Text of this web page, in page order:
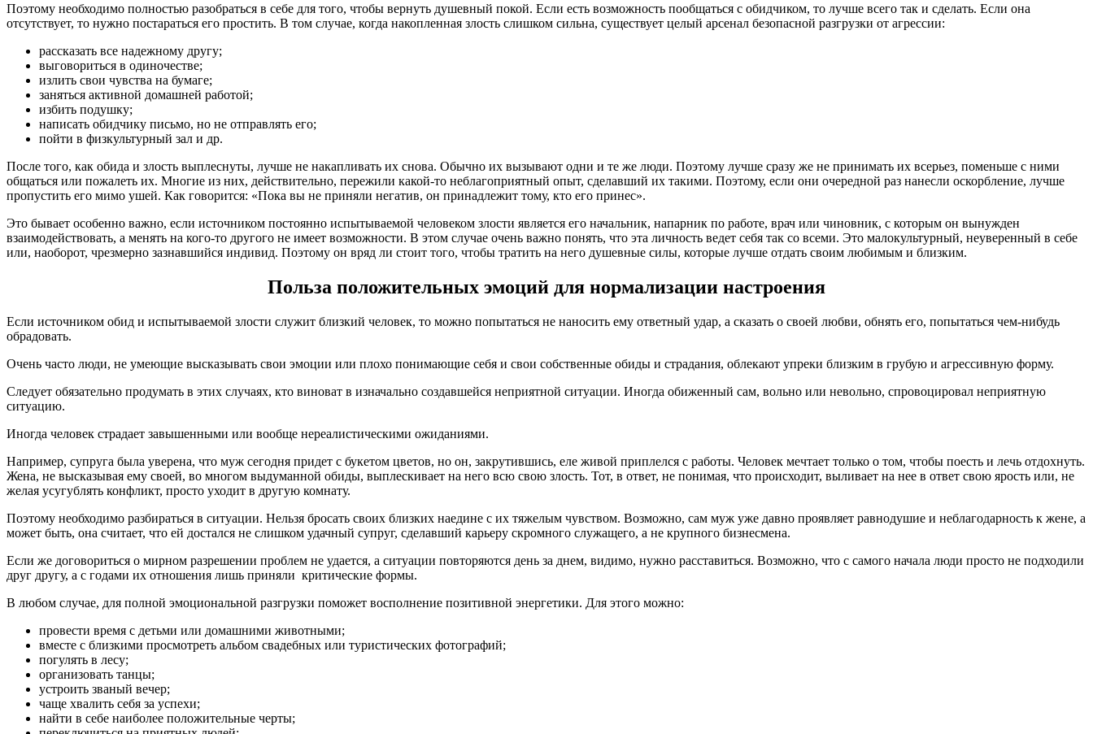
Поэтому необходимо полностью разобраться в себе для того, чтобы вернуть душевный покой. Если есть возможность пообщаться с обидчиком, то лучше всего так и сделать. Если она
отсутствует, то нужно постараться его простить. В том случае, когда накопленная злость слишком сильна, существует целый арсенал безопасной разгрузки от агрессии:
рассказать все надежному другу;
выговориться в одиночестве;
излить свои чувства на бумаге;
заняться активной домашней работой;
избить подушку;
написать обидчику письмо, но не отправлять его;
пойти в физкультурный зал и др.
После того, как обида и злость выплеснуты, лучше не накапливать их снова. Обычно их вызывают одни и те же люди. Поэтому лучше сразу же не принимать их всерьез, поменьше с ними
общаться или пожалеть их. Многие из них, действительно, пережили какой-то неблагоприятный опыт, сделавший их такими. Поэтому, если они очередной раз нанесли оскорбление, лучше
пропустить его мимо ушей. Как говорится: «Пока вы не приняли негатив, он принадлежит тому, кто его принес».
Это бывает особенно важно, если источником постоянно испытываемой человеком злости является его начальник, напарник по работе, врач или чиновник, с которым он вынужден
взаимодействовать, а менять на кого-то другого не имеет возможности. В этом случае очень важно понять, что эта личность ведет себя так со всеми. Это малокультурный, неуверенный в себе
или, наоборот, чрезмерно зазнавшийся индивид. Поэтому он вряд ли стоит того, чтобы тратить на него душевные силы, которые лучше отдать своим любимым и близким.
Польза положительных эмоций для нормализации настроения
Если источником обид и испытываемой злости служит близкий человек, то можно попытаться не наносить ему ответный удар, а сказать о своей любви, обнять его, попытаться чем-нибудь
обрадовать.
Очень часто люди, не умеющие высказывать свои эмоции или плохо понимающие себя и свои собственные обиды и страдания, облекают упреки близким в грубую и агрессивную форму.
Следует обязательно продумать в этих случаях, кто виноват в изначально создавшейся неприятной ситуации. Иногда обиженный сам, вольно или невольно, спровоцировал неприятную
ситуацию.
Иногда человек страдает завышенными или вообще нереалистическими ожиданиями.
Например, супруга была уверена, что муж сегодня придет с букетом цветов, но он, закрутившись, еле живой приплелся с работы. Человек мечтает только о том, чтобы поесть и лечь отдохнуть.
Жена, не высказывая ему своей, во многом выдуманной обиды, выплескивает на него всю свою злость. Тот, в ответ, не понимая, что происходит, выливает на нее в ответ свою ярость или, не
желая усугублять конфликт, просто уходит в другую комнату.
Поэтому необходимо разбираться в ситуации. Нельзя бросать своих близких наедине с их тяжелым чувством. Возможно, сам муж уже давно проявляет равнодушие и неблагодарность к жене, а
может быть, она считает, что ей достался не слишком удачный супруг, сделавший карьеру скромного служащего, а не крупного бизнесмена.
Если же договориться о мирном разрешении проблем не удается, а ситуации повторяются день за днем, видимо, нужно расставиться. Возможно, что с самого начала люди просто не подходили
друг другу, а с годами их отношения лишь приняли критические формы.
В любом случае, для полной эмоциональной разгрузки поможет восполнение позитивной энергетики. Для этого можно:
провести время с детьми или домашними животными;
вместе с близкими просмотреть альбом свадебных или туристических фотографий;
погулять в лесу;
организовать танцы;
устроить званый вечер;
чаще хвалить себя за успехи;
найти в себе наиболее положительные черты;